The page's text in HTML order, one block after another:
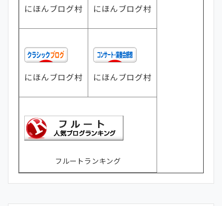
にほんブログ村 にほんブログ村
にほんブログ村 にほんブログ村
フルートランキング